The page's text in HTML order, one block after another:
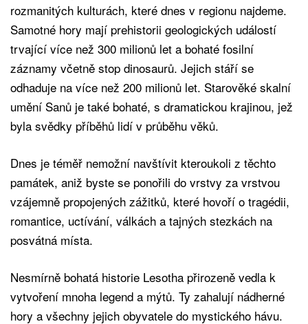
rozmanitých kulturách, které dnes v regionu najdeme.
Samotné hory mají prehistorii geologických událostí
trvající více než 300 milionů let a bohaté fosilní
záznamy včetně stop dinosaurů. Jejich stáří se
odhaduje na více než 200 milionů let. Starověké skalní
umění Sanů je také bohaté, s dramatickou krajinou, jež
byla svědky příběhů lidí v průběhu věků.
Dnes je téměř nemožní navštívit kteroukoli z těchto
památek, aniž byste se ponořili do vrstvy za vrstvou
vzájemně propojených zážitků, které hovoří o tragédii,
romantice, uctívání, válkách a tajných stezkách na
posvátná místa.
Nesmírně bohatá historie Lesotha přirozeně vedla k
vytvoření mnoha legend a mýtů. Ty zahalují nádherné
hory a všechny jejich obyvatele do mystického hávu.